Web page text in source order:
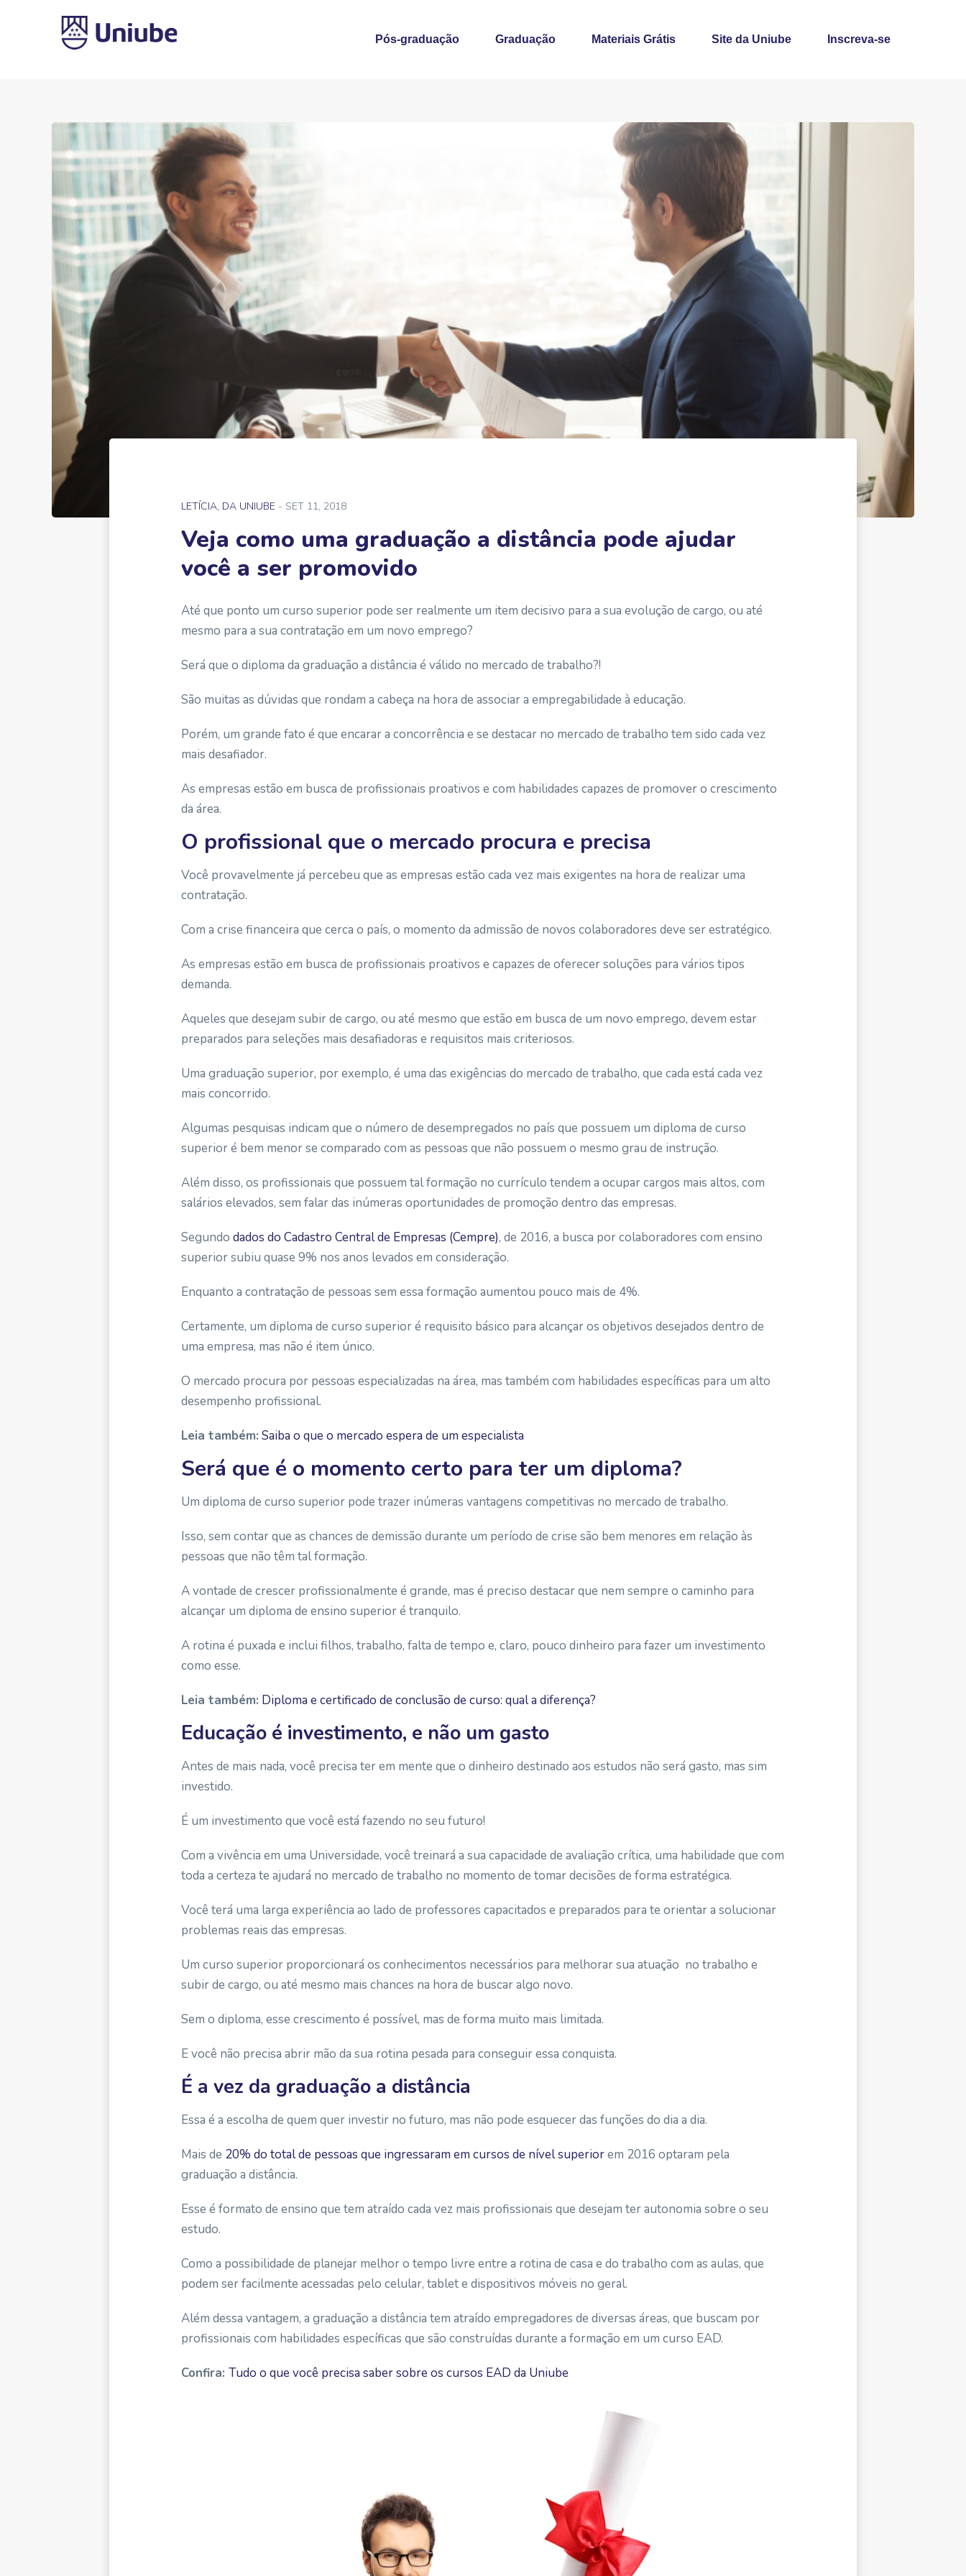
Pós-graduação Graduação Materiais Grátis Site da Uniube Inscreva-se
LETÍCIA, DA UNIUBE - SET 11, 2018
Veja como uma graduação a distância pode ajudar
você a ser promovido
Até que ponto um curso superior pode ser realmente um item decisivo para a sua evolução de cargo, ou até
mesmo para a sua contratação em um novo emprego?
Será que o diploma da graduação a distância é válido no mercado de trabalho?!
São muitas as dúvidas que rondam a cabeça na hora de associar a empregabilidade à educação.
Porém, um grande fato é que encarar a concorrência e se destacar no mercado de trabalho tem sido cada vez
mais desafiador.
As empresas estão em busca de profissionais proativos e com habilidades capazes de promover o crescimento
da área.
O profissional que o mercado procura e precisa
Você provavelmente já percebeu que as empresas estão cada vez mais exigentes na hora de realizar uma
contratação.
Com a crise financeira que cerca o país, o momento da admissão de novos colaboradores deve ser estratégico.
As empresas estão em busca de profissionais proativos e capazes de oferecer soluções para vários tipos
demanda.
Aqueles que desejam subir de cargo, ou até mesmo que estão em busca de um novo emprego, devem estar
preparados para seleções mais desafiadoras e requisitos mais criteriosos.
Uma graduação superior, por exemplo, é uma das exigências do mercado de trabalho, que cada está cada vez
mais concorrido.
Algumas pesquisas indicam que o número de desempregados no país que possuem um diploma de curso
superior é bem menor se comparado com as pessoas que não possuem o mesmo grau de instrução.
Além disso, os profissionais que possuem tal formação no currículo tendem a ocupar cargos mais altos, com
salários elevados, sem falar das inúmeras oportunidades de promoção dentro das empresas.
Segundo dados do Cadastro Central de Empresas (Cempre), de 2016, a busca por colaboradores com ensino
superior subiu quase 9% nos anos levados em consideração.
Enquanto a contratação de pessoas sem essa formação aumentou pouco mais de 4%.
Certamente, um diploma de curso superior é requisito básico para alcançar os objetivos desejados dentro de
uma empresa, mas não é item único.
O mercado procura por pessoas especializadas na área, mas também com habilidades específicas para um alto
desempenho profissional.
Leia também: Saiba o que o mercado espera de um especialista
Será que é o momento certo para ter um diploma?
Um diploma de curso superior pode trazer inúmeras vantagens competitivas no mercado de trabalho.
Isso, sem contar que as chances de demissão durante um período de crise são bem menores em relação às
pessoas que não têm tal formação.
A vontade de crescer profissionalmente é grande, mas é preciso destacar que nem sempre o caminho para
alcançar um diploma de ensino superior é tranquilo.
A rotina é puxada e inclui filhos, trabalho, falta de tempo e, claro, pouco dinheiro para fazer um investimento
como esse.
Leia também: Diploma e certificado de conclusão de curso: qual a diferença?
Educação é investimento, e não um gasto
Antes de mais nada, você precisa ter em mente que o dinheiro destinado aos estudos não será gasto, mas sim
investido.
É um investimento que você está fazendo no seu futuro!
Com a vivência em uma Universidade, você treinará a sua capacidade de avaliação crítica, uma habilidade que com
toda a certeza te ajudará no mercado de trabalho no momento de tomar decisões de forma estratégica.
Você terá uma larga experiência ao lado de professores capacitados e preparados para te orientar a solucionar
problemas reais das empresas.
Um curso superior proporcionará os conhecimentos necessários para melhorar sua atuação no trabalho e
subir de cargo, ou até mesmo mais chances na hora de buscar algo novo.
Sem o diploma, esse crescimento é possível, mas de forma muito mais limitada.
E você não precisa abrir mão da sua rotina pesada para conseguir essa conquista.
É a vez da graduação a distância
Essa é a escolha de quem quer investir no futuro, mas não pode esquecer das funções do dia a dia.
Mais de 20% do total de pessoas que ingressaram em cursos de nível superiorem 2016 optaram pela
graduação a distância.
Esse é formato de ensino que tem atraído cada vez mais profissionais que desejam ter autonomia sobre o seu
estudo.
Como a possibilidade de planejar melhor o tempo livre entre a rotina de casa e do trabalho com as aulas, que
podem ser facilmente acessadas pelo celular, tablet e dispositivos móveis no geral.
Além dessa vantagem, a graduação a distância tem atraído empregadores de diversas áreas, que buscam por
profissionais com habilidades específicas que são construídas durante a formação em um curso EAD.
Confira: Tudo o que você precisa saber sobre os cursos EAD da Uniube